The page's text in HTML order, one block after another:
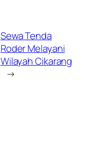
Sewa Tenda
Roder Melayani
Wilayah Cikarang
→